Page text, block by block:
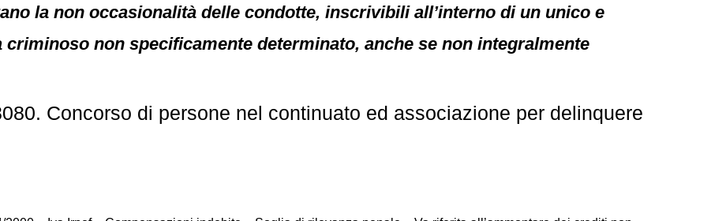
la non occasionalità delle condotte, inscrivibili all’interno di un unico e
non specificamente determinato, anche se non integralmente
Concorso di persone nel continuato ed associazione per delinquere